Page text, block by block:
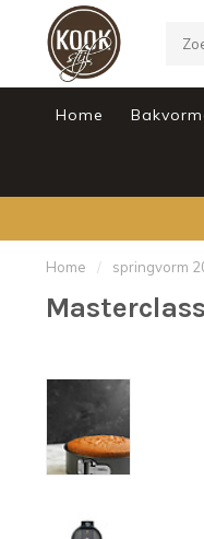
Home
Home / springvorm